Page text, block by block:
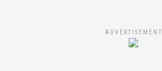
ADVERTISEMENT